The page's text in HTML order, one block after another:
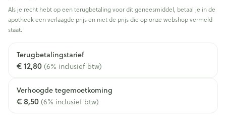
Als je recht hebt op een terugbetaling voor dit geneesmiddel, betaal je in de
apotheek een verlaagde prijs en niet de prijs die op onze webshop vermeld
staat.
Terugbetalingstarief
€ 12,80(6% inclusief btw)
Verhoogde tegemoetkoming
€ 8,50(6% inclusief btw)